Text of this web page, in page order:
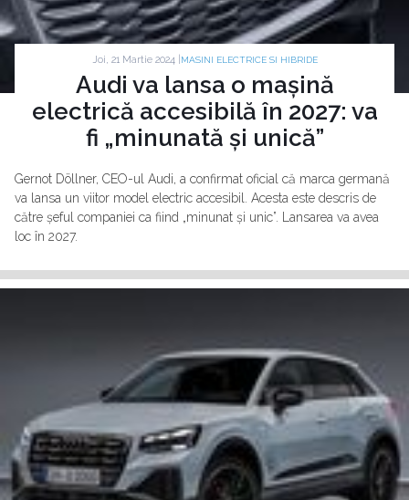
Joi, 21 Martie 2024 | MASINI ELECTRICE SI HIBRIDE
Audi va lansa o mașină
electrică accesibilă în 2027: va
fi „minunată și unică”
Gernot Döllner, CEO-ul Audi, a confirmat oficial că marca germană
va lansa un viitor model electric accesibil. Acesta este descris de
către șeful companiei ca fiind „minunat și unic”. Lansarea va avea
loc în 2027.